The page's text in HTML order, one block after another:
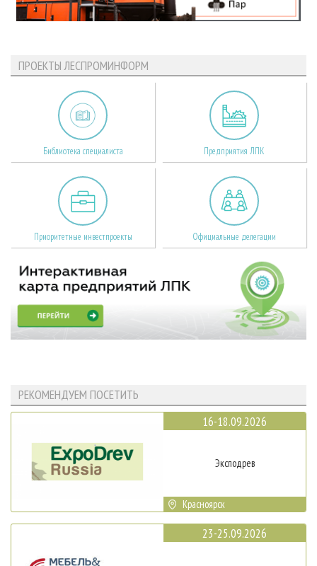
ПРОЕКТЫ ЛЕСПРОМИНФОРМ
Библиотека специалиста Предприятия ЛПК
Приоритетные инвестпроекты Официальные делегации
РЕКОМЕНДУЕМ ПОСЕТИТЬ
16-18.09.2026
Эксподрев
Красноярск
23-25.09.2026